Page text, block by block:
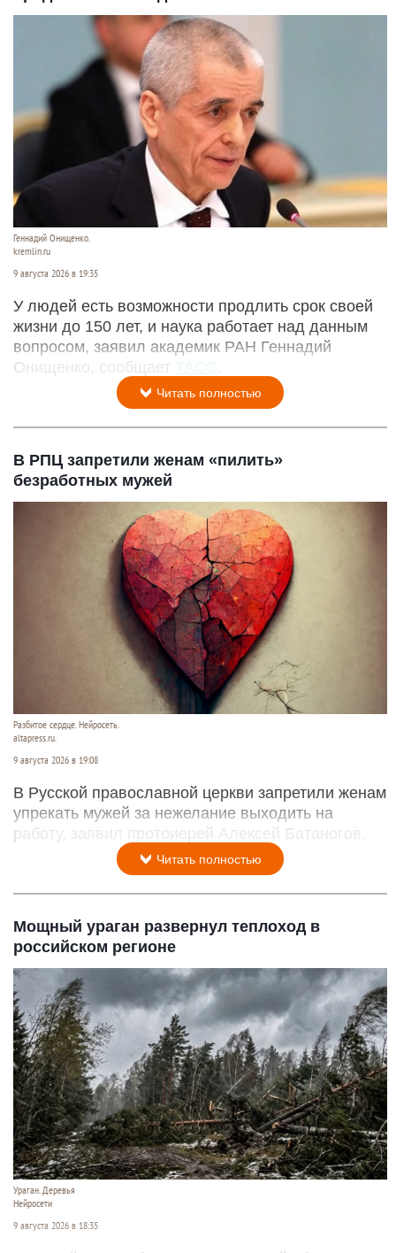
Геннадий Онищенко.
kremlin.ru
9 августа 2026 в 19:35
У людей есть возможности продлить срок своей
жизни до 150 лет, и наука работает над данным
вопросом, заявил академик РАН Геннадий
Онищенко, сообщает ТАСС
Читать полностью
В РПЦ запретили женам «пилить»
безработных мужей
Разбитое сердце. Нейросеть.
altapress.ru.
9 августа 2026 в 19:08
В Русской православной церкви запретили женам
упрекать мужей за нежелание выходить на
работу, заявил протоиерей Алексей Батаногов.
Читать полностью
Мощный ураган развернул теплоход в
российском регионе
Ураган. Деревья
Нейросети
9 августа 2026 в 18:35